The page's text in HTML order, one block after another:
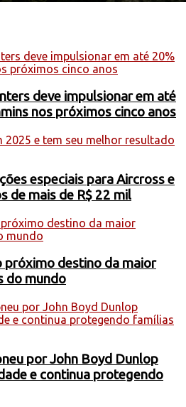
deve impulsionar em até
nos próximos cinco anos
especiais para Aircross e
de mais de R$ 22 mil
próximo destino da maior
do mundo
por John Boyd Dunlop
e continua protegendo